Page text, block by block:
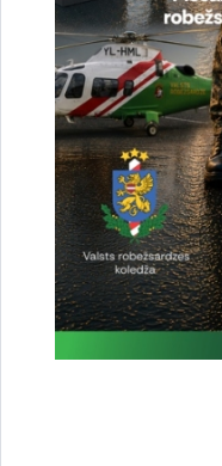
Vai šī